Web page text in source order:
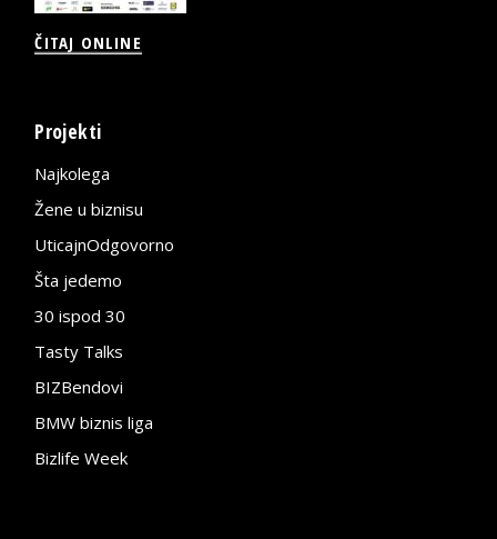
ČITAJ ONLINE
Projekti
Najkolega
Žene u biznisu
UticajnOdgovorno
Šta jedemo
30 ispod 30
Tasty Talks
BIZBendovi
BMW biznis liga
Bizlife Week